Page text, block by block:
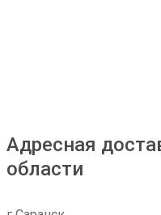
Адресная
области